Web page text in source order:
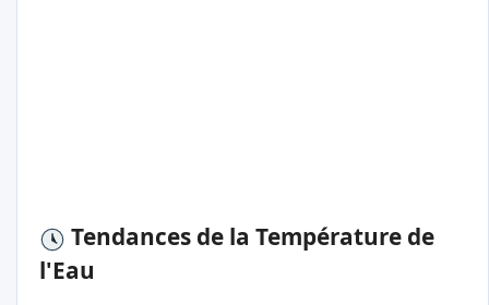
Tendances de la Température de
l'Eau